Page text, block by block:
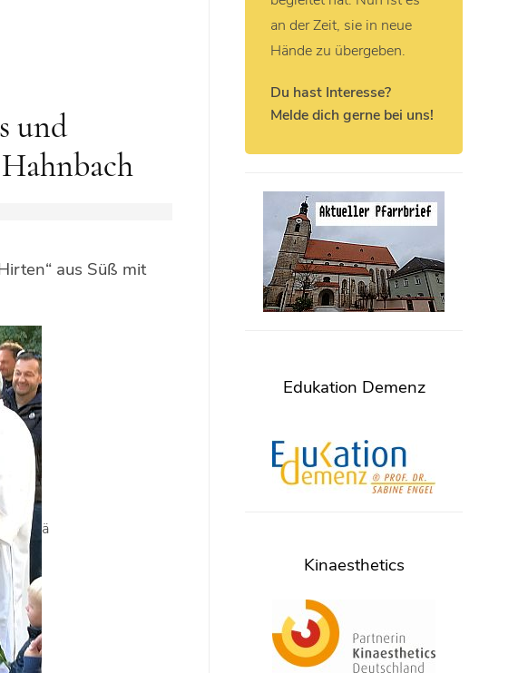
und
aus Süß mit
ä
an der Zeit, sie in neue
Hände zu übergeben.
Du hast Interesse?
Melde dich gerne bei uns!
Edukation Demenz
Kinaesthetics